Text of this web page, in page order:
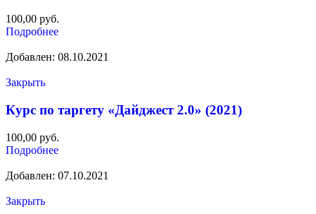
100,00 руб.
Подробнее
Добавлен: 08.10.2021
Закрыть
Курс по таргету «Дайджест 2.0» (2021)
100,00 руб.
Подробнее
Добавлен: 07.10.2021
Закрыть